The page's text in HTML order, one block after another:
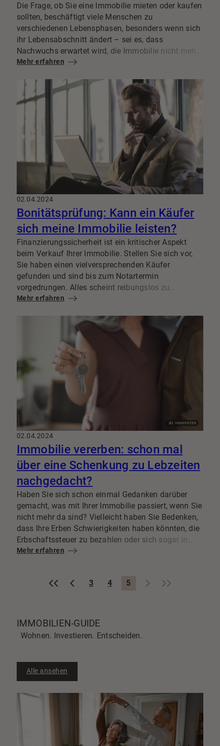
Die Frage, ob Sie eine Immobilie mieten oder kaufen
sollten, beschäftigt viele Menschen zu
verschiedenen Lebensphasen, besonders wenn sich
ihr Lebensabschnitt ändert – sei es, dass
Nachwuchs erwartet wird, die Immobilie nicht mehr
zum Alter passt oder eine Scheidung bevorsteht. Die
Immobilie wird von einer Vielzahl von Faktoren
beeinflusst, darunter finanzielle Stabilität,
langfristige Lebenspläne und individuelle
Prioritäten. Die gegenwärtige Marktlage und die
hohen Immobilienpreise führen dazu, dass viele
Menschen den Kauf einer Immobilie als eine große
finanzielle Hürde betrachten und sich daher vorerst
für das Mieten entscheiden. Doch ist das wirklich
immer die bessere Lösung?
Mehr erfahren
02.04.2024
Bonitätsprüfung: Kann ein Käufer
sich meine Immobilie leisten?
Finanzierungssicherheit ist ein kritischer Aspekt
beim Verkauf Ihrer Immobilie. Stellen Sie sich vor,
Sie haben einen vielversprechenden Käufer
gefunden und sind bis zum Notartermin
vorgedrungen. Alles scheint reibungslos zu
verlaufen, bis plötzlich die Finanzierung platzt. Der
und Sie stehen vor einem Rückzug des Vertrags.
Dies bedeutet nicht nur einen Rückschlag im
Verkaufsprozess, sondern kann auch zu finanziellen
Verlusten führen.
Mehr erfahren
02.04.2024
Immobilie vererben: schon mal
über eine Schenkung zu Lebzeiten
nachgedacht?
Haben Sie sich schon einmal Gedanken darüber
gemacht, was mit Ihrer Immobilie passiert, wenn Sie
nicht mehr da sind? Vielleicht haben Sie Bedenken,
dass Ihre Erben Schwierigkeiten haben könnten, die
Erbschaftssteuer zu bezahlen oder sich sogar in
einem erbitterten Streit darüber wiederfinden
Mehr erfahren
« ‹ 3 4 5 › »
IMMOBILIEN-GUIDE
Wohnen. Investieren. Entscheiden.
Alle ansehen